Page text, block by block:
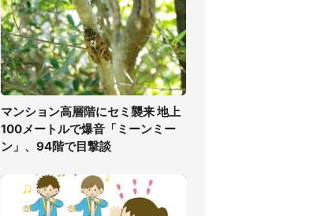
マンション高層階にセミ襲来 地上
100メートルで爆音「ミーンミー
ン」、94階で目撃談